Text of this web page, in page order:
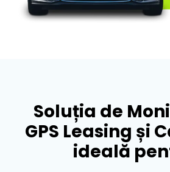
Soluția de
GPS Leasing și
ideală